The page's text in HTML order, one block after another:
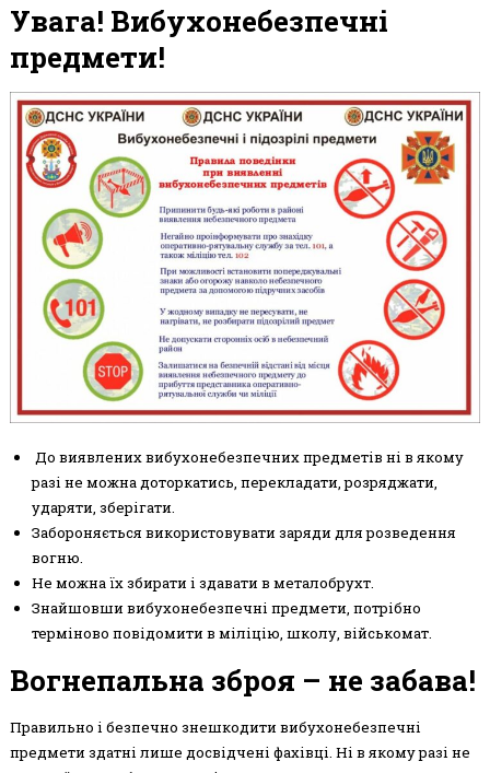
Увага! Вибухонебезпечні
предмети!
До виявлених вибухонебезпечних предметів ні в якому
разі не можна доторкатись, перекладати, розряджати,
ударяти, зберігати.
Забороняється використовувати заряди для розведення
вогню.
Не можна їх збирати і здавати в металобрухт.
Знайшовши вибухонебезпечні предмети, потрібно
терміново повідомити в міліцію, школу, військомат.
Вогнепальна зброя – не забава!
Правильно і безпечно знешкодити вибухонебезпечні
предмети здатні лише досвідчені фахівці. Ні в якому разі не